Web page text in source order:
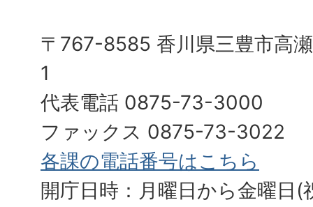
〒767-8585 香川県三豊市高
1
代表電話 0875-73-3000
ファックス 0875-73-3022
各課の電話番号はこちら
開庁日時：月曜日から金曜日(